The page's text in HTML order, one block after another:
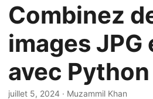
l
a
n
v
i
Combinez
images JPG
avec Python
juillet 5, 2024 · Muzammil Khan